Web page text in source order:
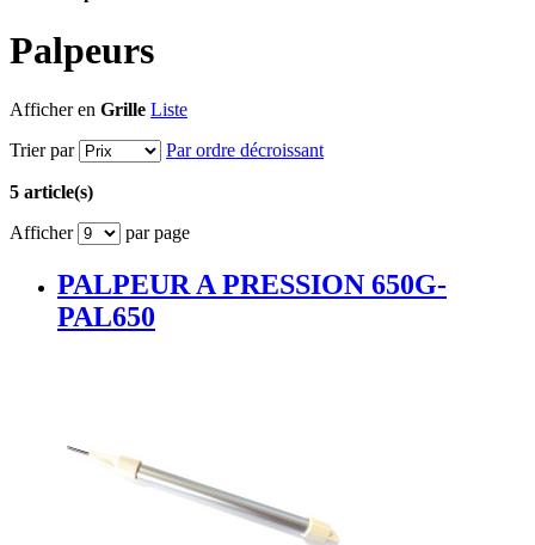
Palpeurs
Afficher en Grille Liste
Trier par
Par ordre décroissant
5 article(s)
Afficher
par page
PALPEUR A PRESSION 650G-
PAL650